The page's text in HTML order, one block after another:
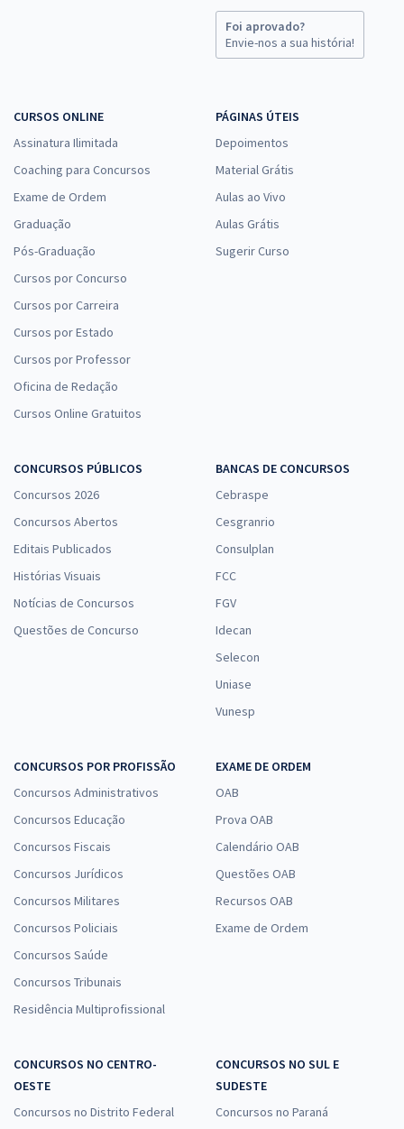
Foi aprovado?
Envie-nos a sua história!
CURSOS ONLINE
Assinatura Ilimitada
Coaching para Concursos
Exame de Ordem
Graduação
Pós-Graduação
Cursos por Concurso
Cursos por Carreira
Cursos por Estado
Cursos por Professor
Oficina de Redação
Cursos Online Gratuitos
PÁGINAS ÚTEIS
Depoimentos
Material Grátis
Aulas ao Vivo
Aulas Grátis
Sugerir Curso
CONCURSOS PÚBLICOS
Concursos 2026
Concursos Abertos
Editais Publicados
Histórias Visuais
Notícias de Concursos
Questões de Concurso
BANCAS DE CONCURSOS
Cebraspe
Cesgranrio
Consulplan
FCC
FGV
Idecan
Selecon
Uniase
Vunesp
CONCURSOS POR PROFISSÃO
Concursos Administrativos
Concursos Educação
Concursos Fiscais
Concursos Jurídicos
Concursos Militares
Concursos Policiais
Concursos Saúde
Concursos Tribunais
Residência Multiprofissional
EXAME DE ORDEM
OAB
Prova OAB
Calendário OAB
Questões OAB
Recursos OAB
Exame de Ordem
CONCURSOS NO CENTRO-
OESTE
Concursos no Distrito Federal
CONCURSOS NO SUL E
SUDESTE
Concursos no Paraná